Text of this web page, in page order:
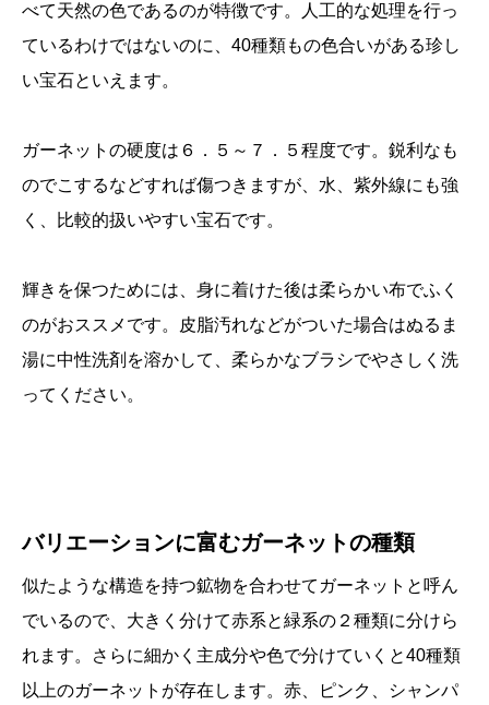
べて天然の色であるのが特徴です。人工的な処理を行っ
ているわけではないのに、40種類もの色合いがある珍し
い宝石といえます。
ガーネットの硬度は６．５～７．５程度です。鋭利なも
のでこするなどすれば傷つきますが、水、紫外線にも強
く、比較的扱いやすい宝石です。
輝きを保つためには、身に着けた後は柔らかい布でふく
のがおススメです。皮脂汚れなどがついた場合はぬるま
湯に中性洗剤を溶かして、柔らかなブラシでやさしく洗
ってください。
バリエーションに富むガーネットの種類
似たような構造を持つ鉱物を合わせてガーネットと呼ん
でいるので、大きく分けて赤系と緑系の２種類に分けら
れます。さらに細かく主成分や色で分けていくと40種類
以上のガーネットが存在します。赤、ピンク、シャンパ